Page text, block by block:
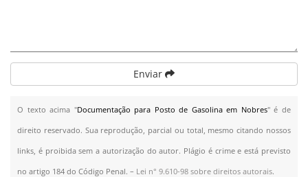
Enviar
O texto acima "Documentação para Posto de Gasolina em Nobres" é de
direito reservado. Sua reprodução, parcial ou total, mesmo citando nossos
links, é proibida sem a autorização do autor. Plágio é crime e está previsto
no artigo 184 do Código Penal. – Lei n° 9.610-98 sobre direitos autorais.